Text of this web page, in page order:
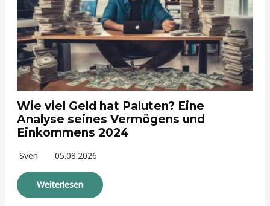
Wie viel Geld hat Paluten? Eine
Analyse seines Vermögens und
Einkommens 2024
Sven 05.08.2026
Weiterlesen